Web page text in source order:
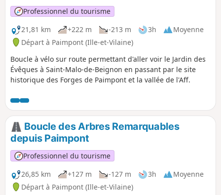
Professionnel du tourisme
21,81 km
+222 m -213 m 3h
Moyenne
Départ à Paimpont (Ille-et-Vilaine)
Boucle à vélo sur route permettant d'aller voir le Jardin des
Évêques à Saint-Malo-de-Beignon en passant par le site
historique des Forges de Paimpont et la vallée de l'Aff.
Boucle des Arbres Remarquables
depuis Paimpont
Professionnel du tourisme
26,85 km
+127 m -127 m 3h
Moyenne
Départ à Paimpont (Ille-et-Vilaine)